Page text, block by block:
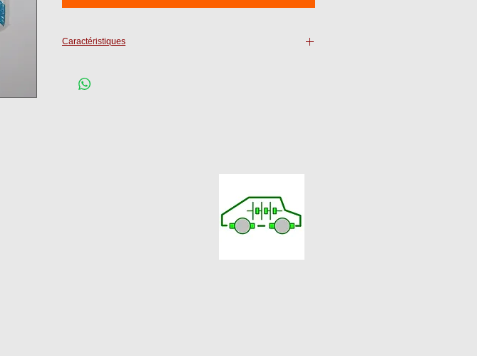
Caractéristiques